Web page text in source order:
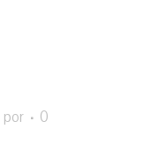
por
0